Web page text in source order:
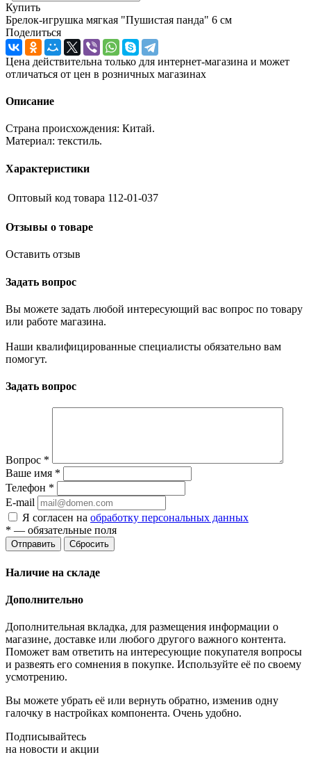
Купить
Брелок-игрушка мягкая "Пушистая панда" 6 см
Поделиться
Цена действительна только для интернет-магазина и может
отличаться от цен в розничных магазинах
Описание
Страна происхождения: Китай.
Материал: текстиль.
Характеристики
Оптовый код товара 112-01-037
Отзывы о товаре
Оставить отзыв
Задать вопрос
Вы можете задать любой интересующий вас вопрос по товару
или работе магазина.
Наши квалифицированные специалисты обязательно вам
помогут.
Задать вопрос
Вопрос *
Ваше имя *
Телефон *
E-mail
Я согласен на обработку персональных данных
* — обязательные поля
Отправить Сбросить
Наличие на складе
Дополнительно
Дополнительная вкладка, для размещения информации о
магазине, доставке или любого другого важного контента.
Поможет вам ответить на интересующие покупателя вопросы
и развеять его сомнения в покупке. Используйте её по своему
усмотрению.
Вы можете убрать её или вернуть обратно, изменив одну
галочку в настройках компонента. Очень удобно.
Подписывайтесь
на новости и акции